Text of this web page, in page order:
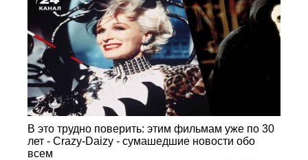
В это трудно поверить: этим фильмам уже по 30
лет - Crazy-Daizy - сумашедшие новости обо
всем